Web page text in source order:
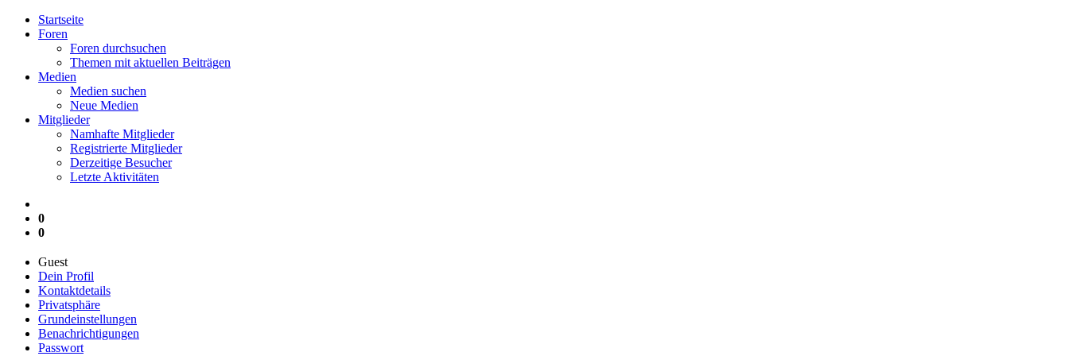
Startseite
Foren
Foren durchsuchen
Themen mit aktuellen Beiträgen
Medien
Medien suchen
Neue Medien
Mitglieder
Namhafte Mitglieder
Registrierte Mitglieder
Derzeitige Besucher
Letzte Aktivitäten
0
0
Guest
Dein Profil
Kontaktdetails
Privatsphäre
Grundeinstellungen
Benachrichtigungen
Passwort